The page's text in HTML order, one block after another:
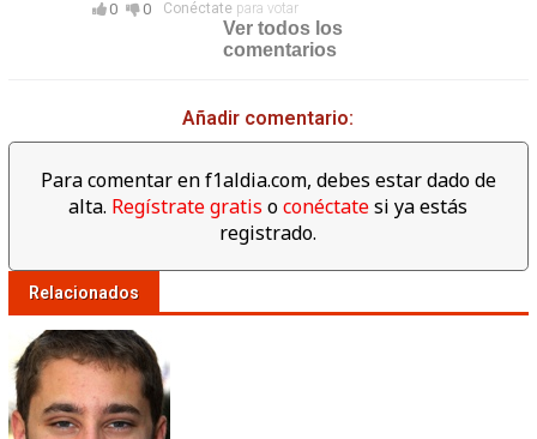
0 0 Conéctatepara votar
Ver todos los
comentarios
Añadir comentario:
Para comentar en f1aldia.com, debes estar dado de
alta. Regístrate gratis oconéctatesi ya estás
registrado.
Relacionados